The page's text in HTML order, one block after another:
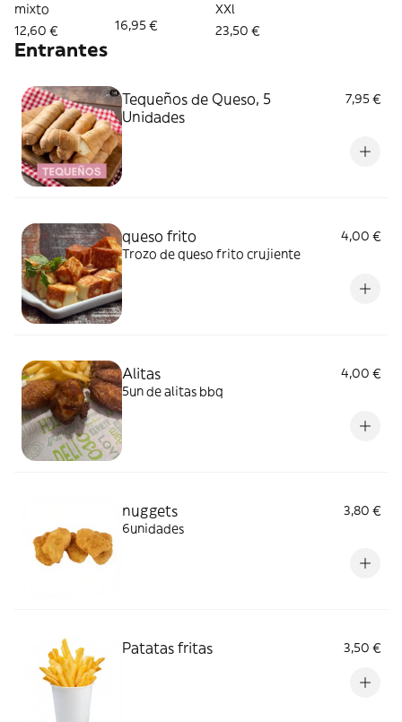
mixto
12,60 €
16,95 €
XXl
23,50 €
Entrantes
Tequeños de Queso, 5
Unidades
7,95 €
queso frito
4,00 €
Trozo de queso frito crujiente
Alitas
4,00 €
5un de alitas bbq
nuggets
3,80 €
6unidades
Patatas fritas 3,50 €